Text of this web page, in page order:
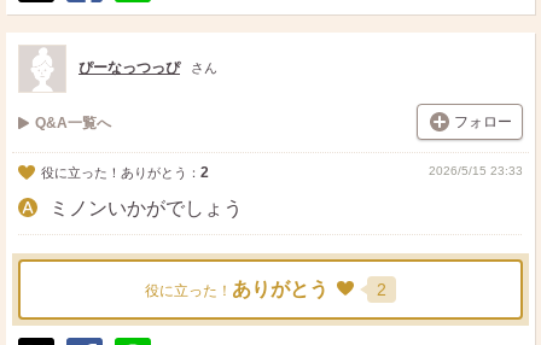
ポ
ス
ト
シ
ェ
送
る
ぴーなっつっぴ さん
Q&A一覧へ フォロー
役に立った！ありがとう： 2 2026/5/15 23:33
ミノンいかがでしょう
役に立った！ ありがとう 2